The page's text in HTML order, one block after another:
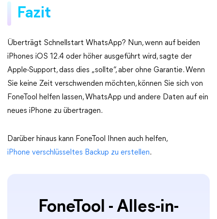
Fazit
Überträgt Schnellstart WhatsApp? Nun, wenn auf beiden
iPhones iOS 12.4 oder höher ausgeführt wird, sagte der
Apple-Support, dass dies „sollte“, aber ohne Garantie. Wenn
Sie keine Zeit verschwenden möchten, können Sie sich von
FoneTool helfen lassen, WhatsApp und andere Daten auf ein
neues iPhone zu übertragen.
Darüber hinaus kann FoneTool Ihnen auch helfen,
iPhone verschlüsseltes Backup zu erstellen.
FoneTool - Alles-in-